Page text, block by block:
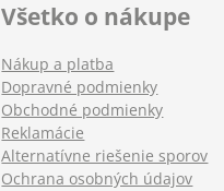
Všetko o nákupe
Nákup a platba
Dopravné podmienky
Obchodné podmienky
Reklamácie
Alternatívne riešenie sporov
Ochrana osobných údajov